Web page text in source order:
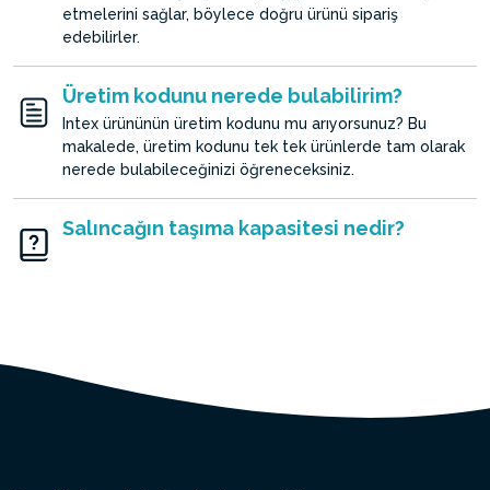
etmelerini sağlar, böylece doğru ürünü sipariş
edebilirler.
Üretim kodunu nerede bulabilirim?
Intex ürününün üretim kodunu mu arıyorsunuz? Bu
makalede, üretim kodunu tek tek ürünlerde tam olarak
nerede bulabileceğinizi öğreneceksiniz.
Salıncağın taşıma kapasitesi nedir?